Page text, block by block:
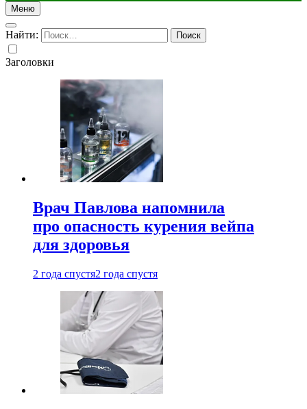
Меню
Найти:
Заголовки
Врач Павлова напомнила
про опасность курения вейпа
для здоровья
2 года спустя2 года спустя